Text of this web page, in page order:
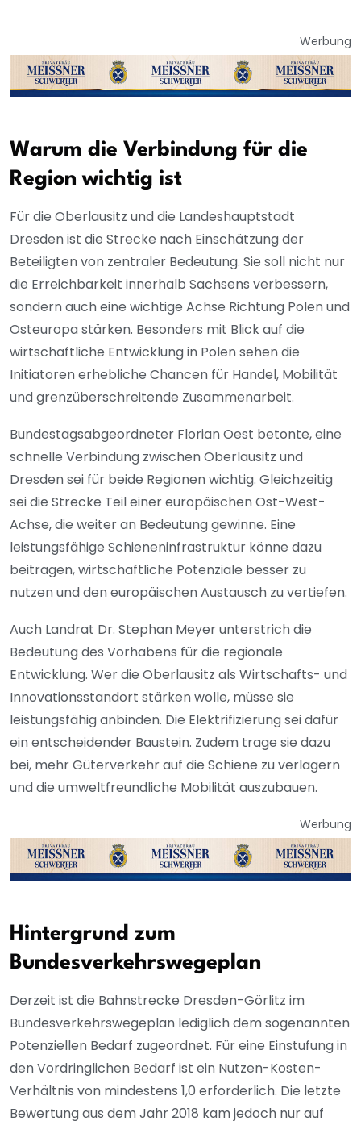
Werbung
Warum die Verbindung für die
Region wichtig ist
Für die Oberlausitz und die Landeshauptstadt
Dresden ist die Strecke nach Einschätzung der
Beteiligten von zentraler Bedeutung. Sie soll nicht nur
die Erreichbarkeit innerhalb Sachsens verbessern,
sondern auch eine wichtige Achse Richtung Polen und
Osteuropa stärken. Besonders mit Blick auf die
wirtschaftliche Entwicklung in Polen sehen die
Initiatoren erhebliche Chancen für Handel, Mobilität
und grenzüberschreitende Zusammenarbeit.
Bundestagsabgeordneter Florian Oest betonte, eine
schnelle Verbindung zwischen Oberlausitz und
Dresden sei für beide Regionen wichtig. Gleichzeitig
sei die Strecke Teil einer europäischen Ost-West-
Achse, die weiter an Bedeutung gewinne. Eine
leistungsfähige Schieneninfrastruktur könne dazu
beitragen, wirtschaftliche Potenziale besser zu
nutzen und den europäischen Austausch zu vertiefen.
Auch Landrat Dr. Stephan Meyer unterstrich die
Bedeutung des Vorhabens für die regionale
Entwicklung. Wer die Oberlausitz als Wirtschafts- und
Innovationsstandort stärken wolle, müsse sie
leistungsfähig anbinden. Die Elektrifizierung sei dafür
ein entscheidender Baustein. Zudem trage sie dazu
bei, mehr Güterverkehr auf die Schiene zu verlagern
und die umweltfreundliche Mobilität auszubauen.
Werbung
Hintergrund zum
Bundesverkehrswegeplan
Derzeit ist die Bahnstrecke Dresden-Görlitz im
Bundesverkehrswegeplan lediglich dem sogenannten
Potenziellen Bedarf zugeordnet. Für eine Einstufung in
den Vordringlichen Bedarf ist ein Nutzen-Kosten-
Verhältnis von mindestens 1,0 erforderlich. Die letzte
Bewertung aus dem Jahr 2018 kam jedoch nur auf